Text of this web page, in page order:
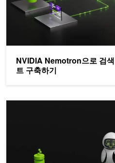
NVIDIA Nemotron으로 검
트 구축하기
OpenRouter에서 NVIDIA